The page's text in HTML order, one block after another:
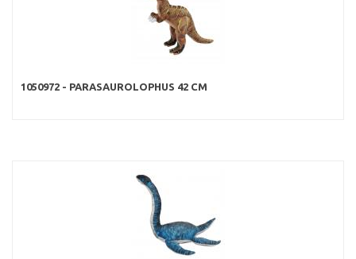
1050972 - PARASAUROLOPHUS 42 CM